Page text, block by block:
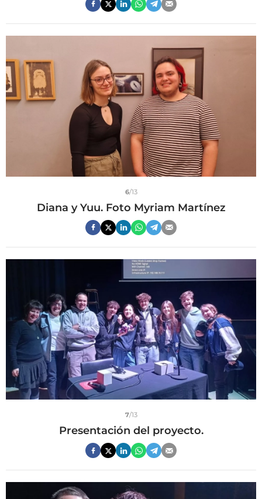
6/13
Diana y Yuu. Foto Myriam Martínez
7/13
Presentación del proyecto.